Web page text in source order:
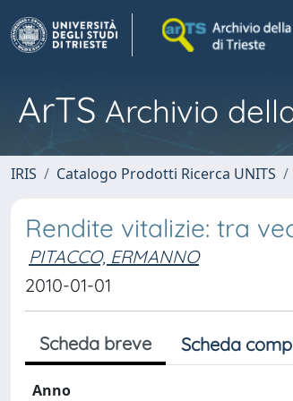
ArTS Archivio
IRIS Catalogo Prodotti Ricerca UNITS
Rendite vitalizie: tra
PITACCO, ERMANNO
2010-01-01
Scheda breve Scheda
Anno